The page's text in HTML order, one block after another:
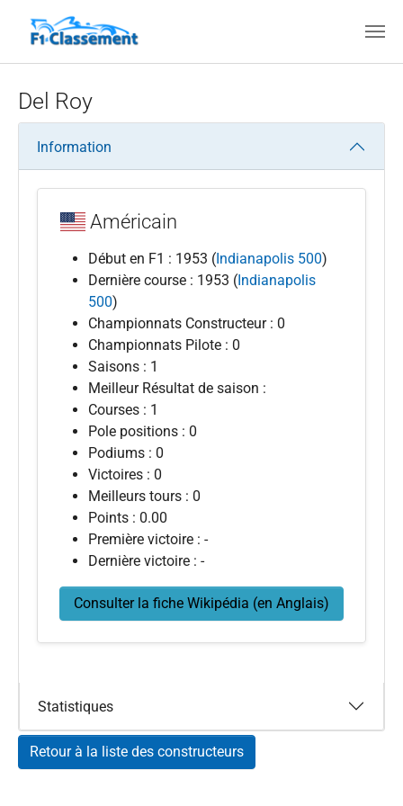
Del Roy
Information
Américain
Début en F1 : 1953 (Indianapolis 500)
Dernière course : 1953 (Indianapolis
500)
Championnats Constructeur : 0
Championnats Pilote : 0
Saisons : 1
Meilleur Résultat de saison :
Courses : 1
Pole positions : 0
Podiums : 0
Victoires : 0
Meilleurs tours : 0
Points : 0.00
Première victoire : -
Dernière victoire : -
Consulter la fiche Wikipédia (en Anglais)
Statistiques
Retour à la liste des constructeurs